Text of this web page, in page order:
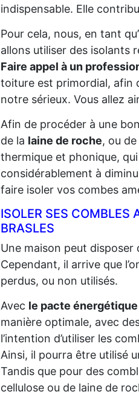
indispensable. Elle
Pour cela, nous, en tant
allons utiliser des isolants
Faire appel à un
toiture est primordial, afin
notre sérieux. Vous allez
Afin de procéder à une
de la laine de roche, ou de
thermique et phonique,
considérablement à
faire isoler vos combes
ISOLER SES COMBLES
BRASLES
Une maison peut disposer
Cependant, il arrive que
perdus, ou non utilisés.
Avec le pacte énergétique
manière optimale, avec
l’intention d’utiliser les
Ainsi, il pourra être utilisé
Tandis que pour des
cellulose ou de laine de